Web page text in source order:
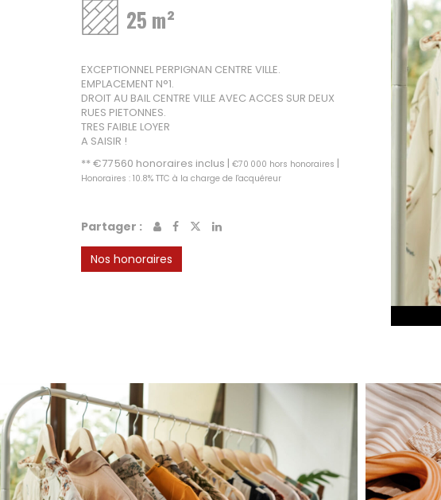
25 m²
EXCEPTIONNEL PERPIGNAN CENTRE VILLE.
EMPLACEMENT N°1.
DROIT AU BAIL CENTRE VILLE AVEC ACCES SUR DEUX
RUES PIETONNES.
TRES FAIBLE LOYER
A SAISIR !
** €77 560 honoraires inclus | €70 000 hors honoraires |
Honoraires : 10.8% TTC à la charge de l'acquéreur
Partager :
Nos honoraires